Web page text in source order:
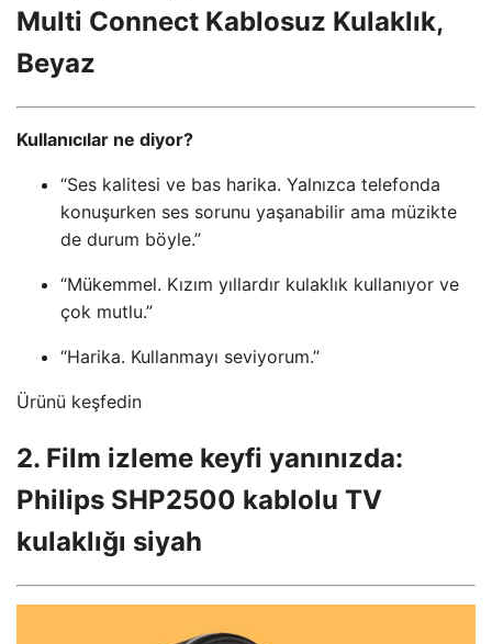
Multi Connect Kablosuz Kulaklık,
Beyaz
Kullanıcılar ne diyor?
“Ses kalitesi ve bas harika. Yalnızca telefonda
konuşurken ses sorunu yaşanabilir ama müzikte
de durum böyle.”
“Mükemmel. Kızım yıllardır kulaklık kullanıyor ve
çok mutlu.”
“Harika. Kullanmayı seviyorum.”
Ürünü keşfedin
2. Film izleme keyfi yanınızda:
Philips SHP2500 kablolu TV
kulaklığı siyah